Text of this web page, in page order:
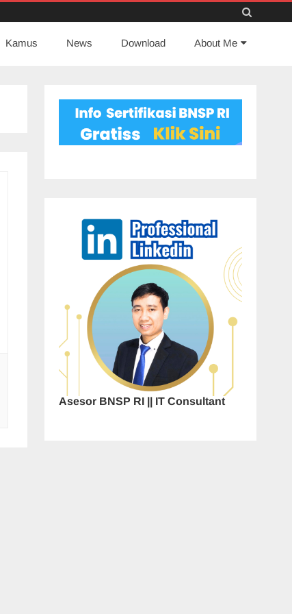
to
Kamus News Download About Me
Asesor BNSP RI || IT Consultant